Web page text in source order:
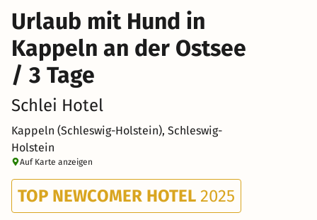
Urlaub mit Hund in
Kappeln an der Ostsee
/ 3 Tage
Schlei Hotel
Kappeln (Schleswig-Holstein), Schleswig-
Holstein
Auf Karte anzeigen
TOP NEWCOMER HOTEL 2025